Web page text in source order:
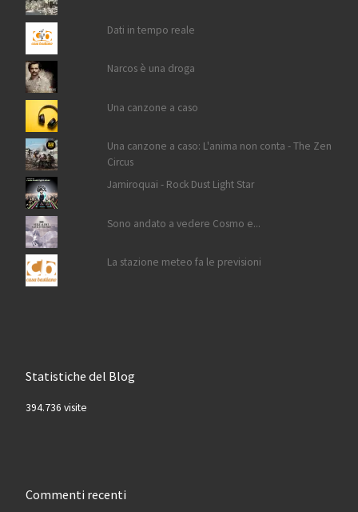
Dati in tempo reale
Narcos è una droga
Una canzone a caso
Una canzone a caso: L'anima non conta - The Zen
Circus
Jamiroquai - Rock Dust Light Star
Sono andato a vedere Cosmo e...
La stazione meteo fa le previsioni
Statistiche del Blog
394.736 visite
Commenti recenti